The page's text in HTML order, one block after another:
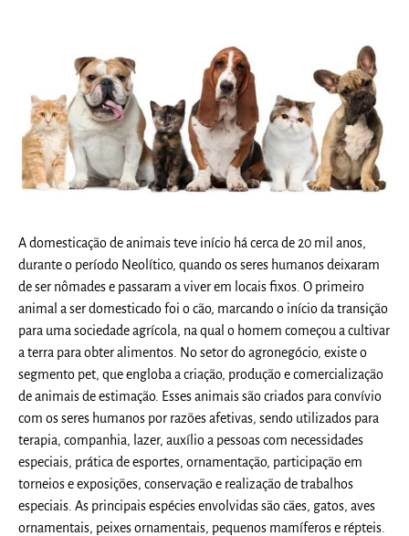
A domesticação de animais teve início há cerca de 20 mil anos,
durante o período Neolítico, quando os seres humanos deixaram
de ser nômades e passaram a viver em locais fixos. O primeiro
animal a ser domesticado foi o cão, marcando o início da transição
para uma sociedade agrícola, na qual o homem começou a cultivar
a terra para obter alimentos. No setor do agronegócio, existe o
segmento pet, que engloba a criação, produção e comercialização
de animais de estimação. Esses animais são criados para convívio
com os seres humanos por razões afetivas, sendo utilizados para
terapia, companhia, lazer, auxílio a pessoas com necessidades
especiais, prática de esportes, ornamentação, participação em
torneios e exposições, conservação e realização de trabalhos
especiais. As principais espécies envolvidas são cães, gatos, aves
ornamentais, peixes ornamentais, pequenos mamíferos e répteis.